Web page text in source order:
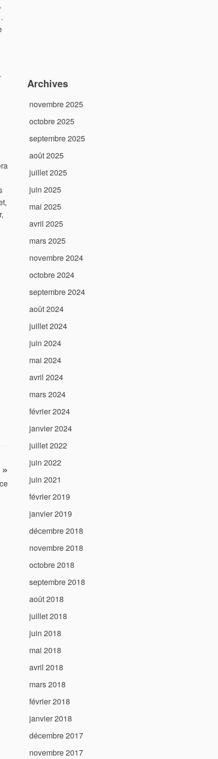
Archives
novembre 2025
octobre 2025
septembre 2025
août 2025
juillet 2025
juin 2025
mai 2025
avril 2025
mars 2025
novembre 2024
octobre 2024
septembre 2024
août 2024
juillet 2024
juin 2024
mai 2024
avril 2024
mars 2024
février 2024
janvier 2024
juillet 2022
juin 2022
juin 2021
février 2019
janvier 2019
décembre 2018
novembre 2018
octobre 2018
septembre 2018
août 2018
juillet 2018
juin 2018
mai 2018
avril 2018
mars 2018
février 2018
janvier 2018
décembre 2017
novembre 2017